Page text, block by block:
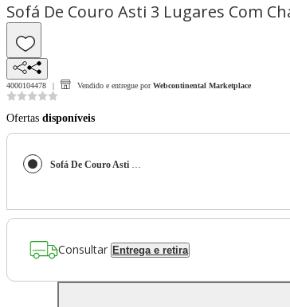
Sofá De Couro Asti 3 Lugares Com
4000104478 Vendido e entregue por Webcontinental Marketplace
Ofertas disponíveis
Sofá De Couro Asti 3 Lugares Com Chaise Direita Preto Pigmentado - Mempra Design
Consultar Entrega e retira